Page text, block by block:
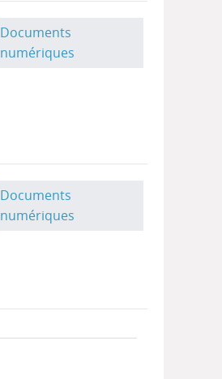
Documents
numériques
Documents
numériques